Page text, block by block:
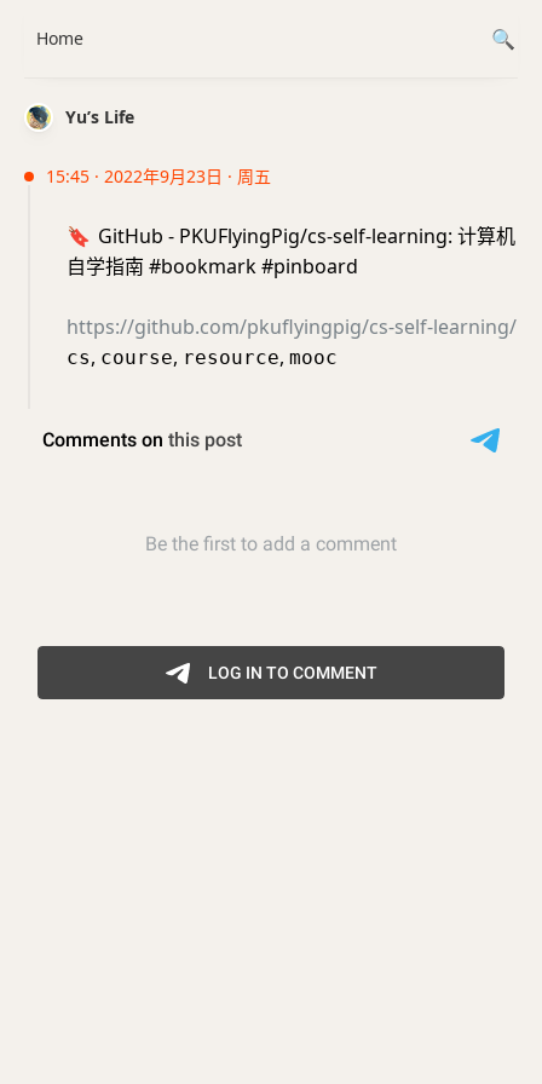
Yu’s Life
15:45 · 2022年9月23日 · 周五
🔖 GitHub - PKUFlyingPig/cs-self-learning: 计算机
自学指南 #bookmark #pinboard
https://github.com/pkuflyingpig/cs-self-learning/
cs, course, resource, mooc
Home